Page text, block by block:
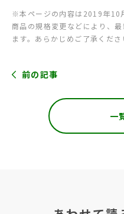
※本ページの内容は2019年10
商品の規格変更などにより、
ます。あらかじめご了承くださ
前の記事
一